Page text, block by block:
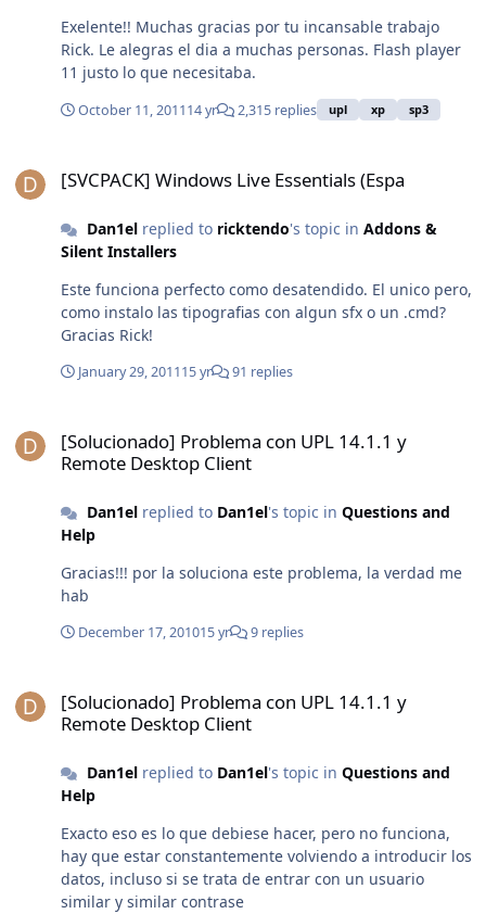
Exelente!! Muchas gracias por tu incansable trabajo
Rick. Le alegras el dia a muchas personas. Flash player
11 justo lo que necesitaba.
October 11, 201114 yr 2,315 replies upl xp sp3
[SVCPACK] Windows Live Essentials (Espa
Dan1elreplied to ricktendo's topic in Addons &
Silent Installers
Este funciona perfecto como desatendido. El unico pero,
como instalo las tipografias con algun sfx o un .cmd?
Gracias Rick!
January 29, 201115 yr 91 replies
[Solucionado] Problema con UPL 14.1.1 y
Remote Desktop Client
Dan1elreplied to Dan1el's topic in Questions and
Help
Gracias!!! por la soluciona este problema, la verdad me
hab
December 17, 201015 yr 9 replies
[Solucionado] Problema con UPL 14.1.1 y
Remote Desktop Client
Dan1elreplied to Dan1el's topic in Questions and
Help
Exacto eso es lo que debiese hacer, pero no funciona,
hay que estar constantemente volviendo a introducir los
datos, incluso si se trata de entrar con un usuario
similar y similar contrase